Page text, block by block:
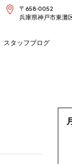
〒658-0052
兵庫県神戸市東灘
スタッフブログ